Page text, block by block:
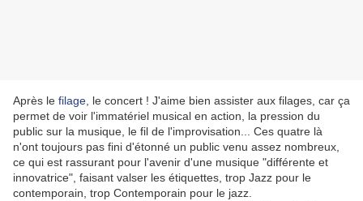
Après le filage , le concert ! J'aime bien assister aux filages, car ça
permet de voir l'immatériel musical en action, la pression du
public sur la musique, le fil de l'improvisation... Ces quatre là
n'ont toujours pas fini d'étonné un public venu assez nombreux,
ce qui est rassurant pour l'avenir d'une musique "différente et
innovatrice", faisant valser les étiquettes, trop Jazz pour le
contemporain, trop Contemporain pour le jazz.